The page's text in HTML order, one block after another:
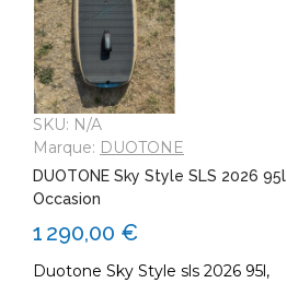
SKU: N/A
Marque: DUOTONE
DUOTONE Sky Style SLS 2026 95l
Occasion
1 290,00 €
Duotone Sky Style sls 2026 95l,